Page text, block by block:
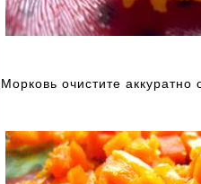
Морковь очистите